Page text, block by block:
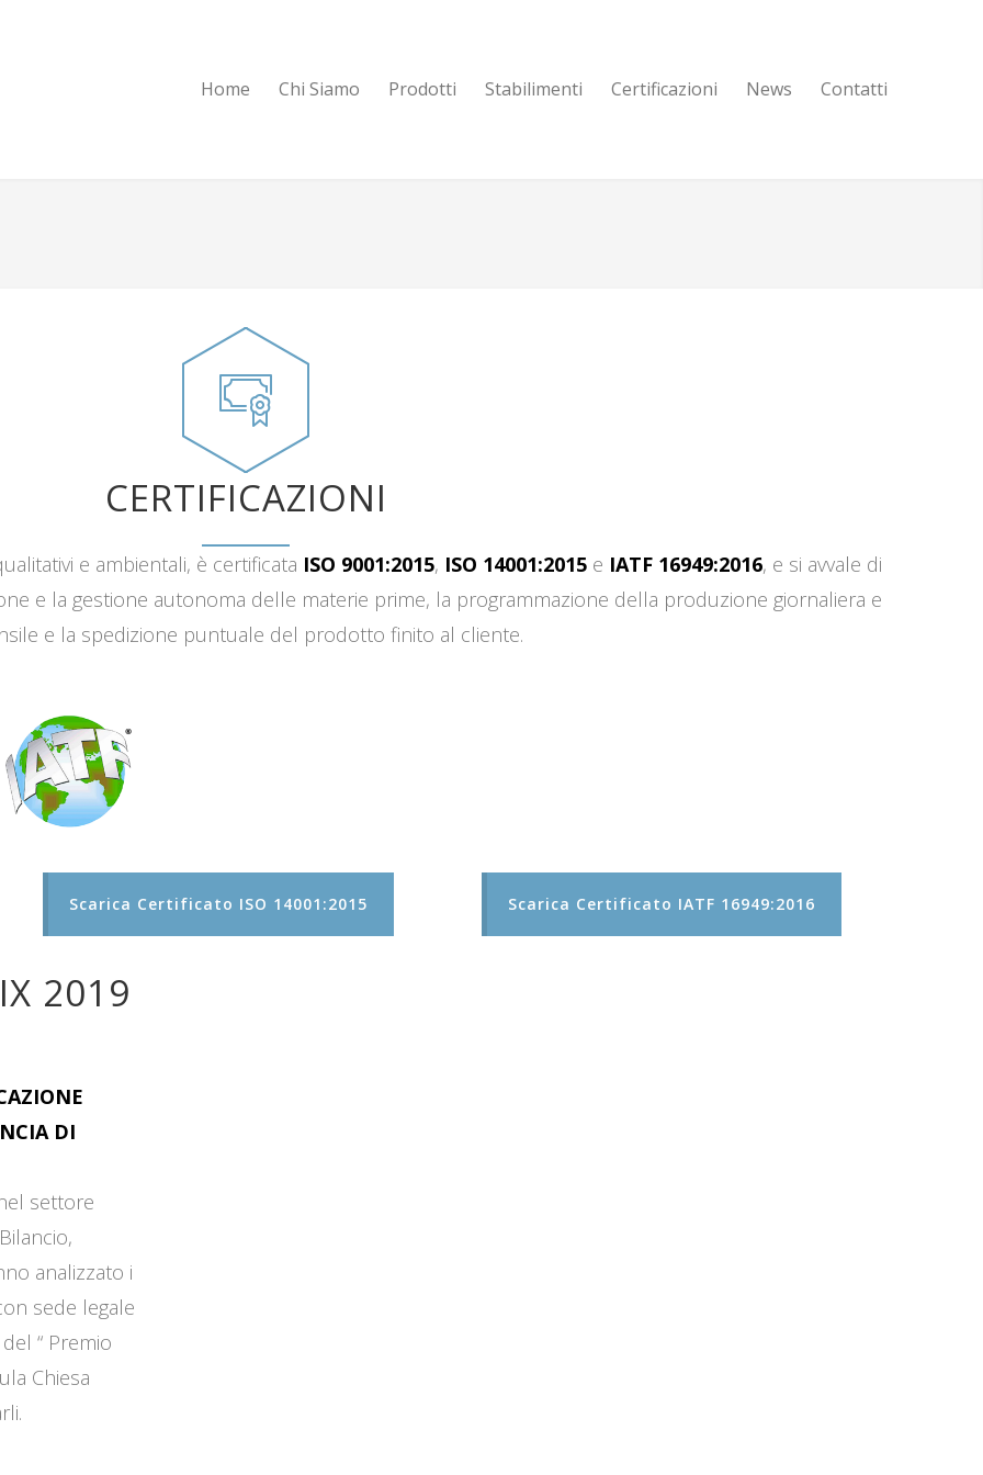
Home Chi Siamo Prodotti Stabilimenti Certificazioni News Contatti
CERTIFICAZIONI
e ambientali, è certificata ISO 9001:2015, ISO 14001:2015 e IATF 16949:2016, e si avvale di
e la gestione autonoma delle materie prime, la programmazione della produzione giornaliera e
e la spedizione puntuale del prodotto finito al cliente.
Scarica Certificato ISO 14001:2015 Scarica Certificato IATF 16949:2016
2019
DI
settore
analizzato i
sede legale
“ Premio
Chiesa